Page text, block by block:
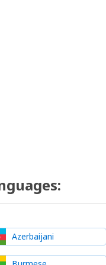
Azerbaijani